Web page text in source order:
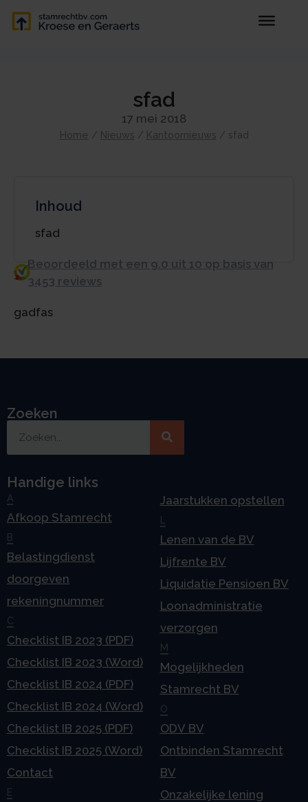
sfad
17 mei 2018
Home / Nieuws / Kantoornieuws / sfad
Inhoud
sfad
Beoordeeld met een 9.0 uit 10 op basis van
3453 reviews
gadfas
Zoeken
Handige links
A
Afkoop Stamrecht
B
Belastingdienst
doorgeven
rekeningnummer
C
Checklist IB 2023 (PDF)
Checklist IB 2023 (Word)
Checklist IB 2024 (PDF)
Checklist IB 2024 (Word)
Checklist IB 2025 (PDF)
Checklist IB 2025 (Word)
Contact
E
Jaarstukken opstellen
Lenen van de BV
Lijfrente BV
Liquidatie Pensioen BV
Loonadministratie
verzorgen
M
Mogelijkheden
Stamrecht BV
O
ODV BV
Ontbinden Stamrecht
BV
Onzakelijke lening